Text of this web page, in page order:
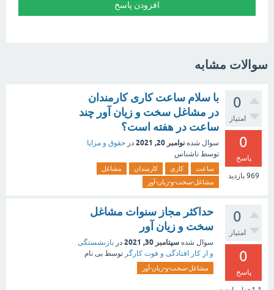
سوالات مشابه
0
امتیاز
0
پاسخ
969 بازدید
با سلام ساعت کاری کارمندان
در مشاغل سخت و زیان آور چند
ساعت در هفته است؟
سوال شده نوامبر 20, 2021 در حقوق و مزایا
توسط ناشناس
ساعت کاری کارمندان
مشاغل
مشاغل-سخت-و-زیان-آور
0
امتیاز
0
پاسخ
حداکثر مجاز سنوات مشاغل
سخت و زیان آور
سوال شده سپتامبر 30, 2021 در بازنشستگی
و از کار افتادگی و فوت کارگر توسط بی نام
مشاغل-سخت-و-زیان-آور